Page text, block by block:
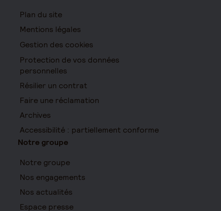
Plan du site
Mentions légales
Gestion des cookies
Protection de vos données
personnelles
Résilier un contrat
Faire une réclamation
Archives
Accessibilité : partiellement conforme
Notre groupe
Notre groupe
Nos engagements
Nos actualités
Espace presse